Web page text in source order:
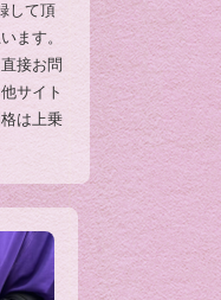
して頂
ます。
接お問
サイト
は上乗